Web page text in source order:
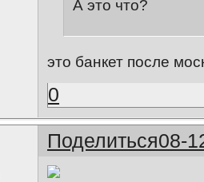
А это что?
это банкет после
0
Поделиться08-